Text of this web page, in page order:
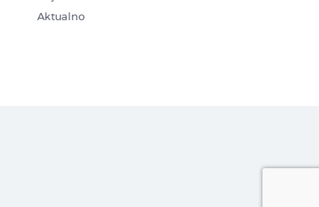
Aktualno